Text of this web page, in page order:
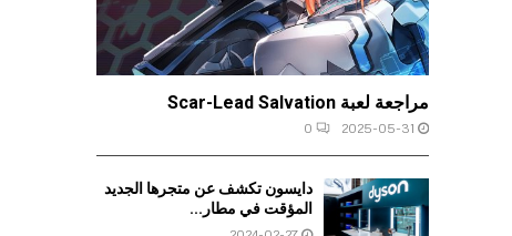
مراجعة لعبة Scar-Lead Salvation
2025-05-31
0
دايسون تكشف عن متجرها الجديد
المؤقت في مطار...